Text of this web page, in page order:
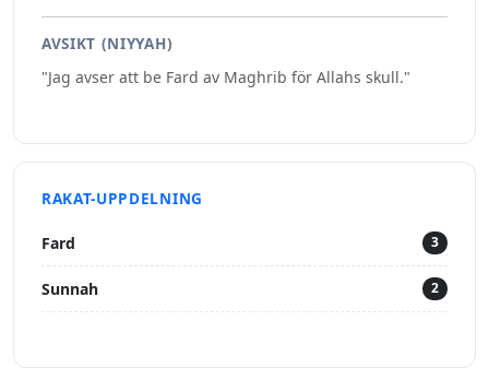
AVSIKT (NIYYAH)
"Jag avser att be Fard av Maghrib för Allahs skull."
RAKAT-UPPDELNING
Fard 3
Sunnah 2